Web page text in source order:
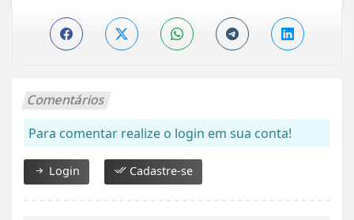
Comentários
Para comentar realize o login em sua conta!
Login Cadastre-se